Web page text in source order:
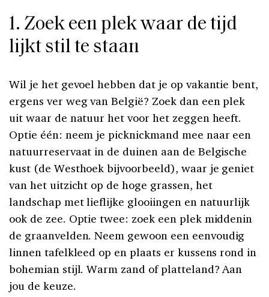
1. Zoek een plek waar de tijd
lijkt stil te staan
Wil je het gevoel hebben dat je op vakantie bent,
ergens ver weg van België? Zoek dan een plek
uit waar de natuur het voor het zeggen heeft.
Optie één: neem je picknickmand mee naar een
natuurreservaat in de duinen aan de Belgische
kust (de Westhoek bijvoorbeeld), waar je geniet
van het uitzicht op de hoge grassen, het
landschap met lieflijke glooiingen en natuurlijk
ook de zee. Optie twee: zoek een plek middenin
de graanvelden. Neem gewoon een eenvoudig
linnen tafelkleed op en plaats er kussens rond in
bohemian stijl. Warm zand of platteland? Aan
jou de keuze.